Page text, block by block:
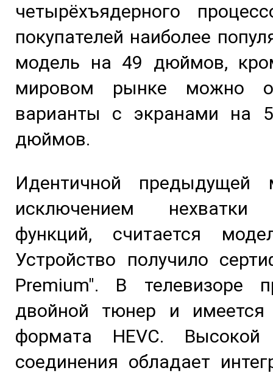
четырёхъядерного
покупателей наиболее
модель на 49 дюймов,
мировом рынке можно
варианты с экранами на
дюймов.
Идентичной предыдущей
исключением нехватки
функций, считается
Устройство получило
Premium". В телевизоре
двойной тюнер и имеется
формата HEVC. Высокой
соединения обладает